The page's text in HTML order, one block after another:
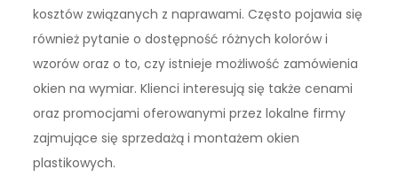
kosztów związanych z naprawami. Często pojawia się
również pytanie o dostępność różnych kolorów i
wzorów oraz o to, czy istnieje możliwość zamówienia
okien na wymiar. Klienci interesują się także cenami
oraz promocjami oferowanymi przez lokalne firmy
zajmujące się sprzedażą i montażem okien
plastikowych.